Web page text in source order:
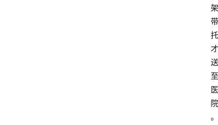
架
带
托
才
送
至
医
院
。